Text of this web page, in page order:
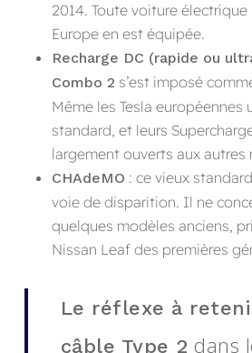
2014. Toute voiture
Europe en est équipée.
Recharge DC (rapide ou
Combo 2 s’est imposé
Même les Tesla européennes
standard, et leurs
largement ouverts aux autres
CHAdeMO : ce vieux
voie de disparition. Il ne
quelques modèles anciens,
Nissan Leaf des premières
Le réflexe à
câble Type 2 dans